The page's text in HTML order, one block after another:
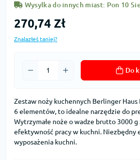
Wysylka do innych miast: Pon 10
270,74 Zł
Znalazłeś taniej?
Do
Zestaw noży kuchennych Berlinger Haus
6 elementów, to idealne narzędzie do
Wytrzymałe noże o wadze brutto 3000
efektywność pracy w kuchni. Niezbędny
wyposażenia kuchni.